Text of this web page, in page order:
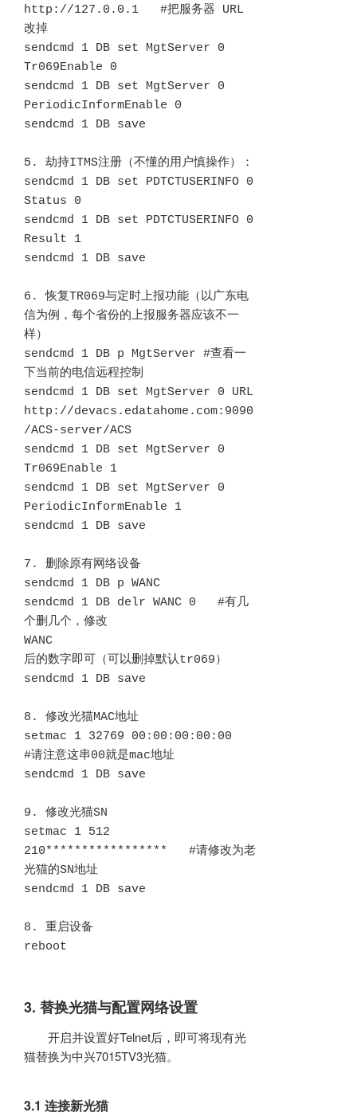
http://127.0.0.1   #把服务器 URL
改掉
sendcmd 1 DB set MgtServer 0
Tr069Enable 0
sendcmd 1 DB set MgtServer 0
PeriodicInformEnable 0
sendcmd 1 DB save
5. 劫持ITMS注册（不懂的用户慎操作）：
sendcmd 1 DB set PDTCTUSERINFO 0
Status 0
sendcmd 1 DB set PDTCTUSERINFO 0
Result 1
sendcmd 1 DB save
6. 恢复TR069与定时上报功能（以广东电
信为例，每个省份的上报服务器应该不一
样）
sendcmd 1 DB p MgtServer #查看一
下当前的电信远程控制
sendcmd 1 DB set MgtServer 0 URL
http://devacs.edatahome.com:9090
/ACS-server/ACS
sendcmd 1 DB set MgtServer 0
Tr069Enable 1
sendcmd 1 DB set MgtServer 0
PeriodicInformEnable 1
sendcmd 1 DB save
7. 删除原有网络设备
sendcmd 1 DB p WANC
sendcmd 1 DB delr WANC 0   #有几
个删几个，修改
WANC
后的数字即可（可以删掉默认tr069）
sendcmd 1 DB save
8. 修改光猫MAC地址
setmac 1 32769 00:00:00:00:00
#请注意这串00就是mac地址
sendcmd 1 DB save
9. 修改光猫SN
setmac 1 512
210*****************   #请修改为老
光猫的SN地址
sendcmd 1 DB save
8. 重启设备
reboot
3. 替换光猫与配置网络设置
开启并设置好Telnet后，即可将现有光
猫替换为中兴7015TV3光猫。
3.1 连接新光猫